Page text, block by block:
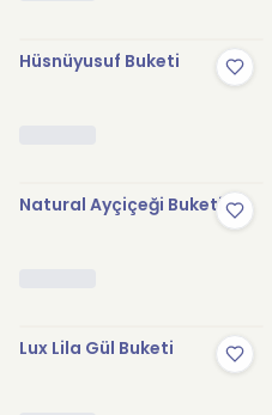
Hüsnüyusuf Buketi
Natural Ayçiçeği Buketi
Lux Lila Gül Buketi